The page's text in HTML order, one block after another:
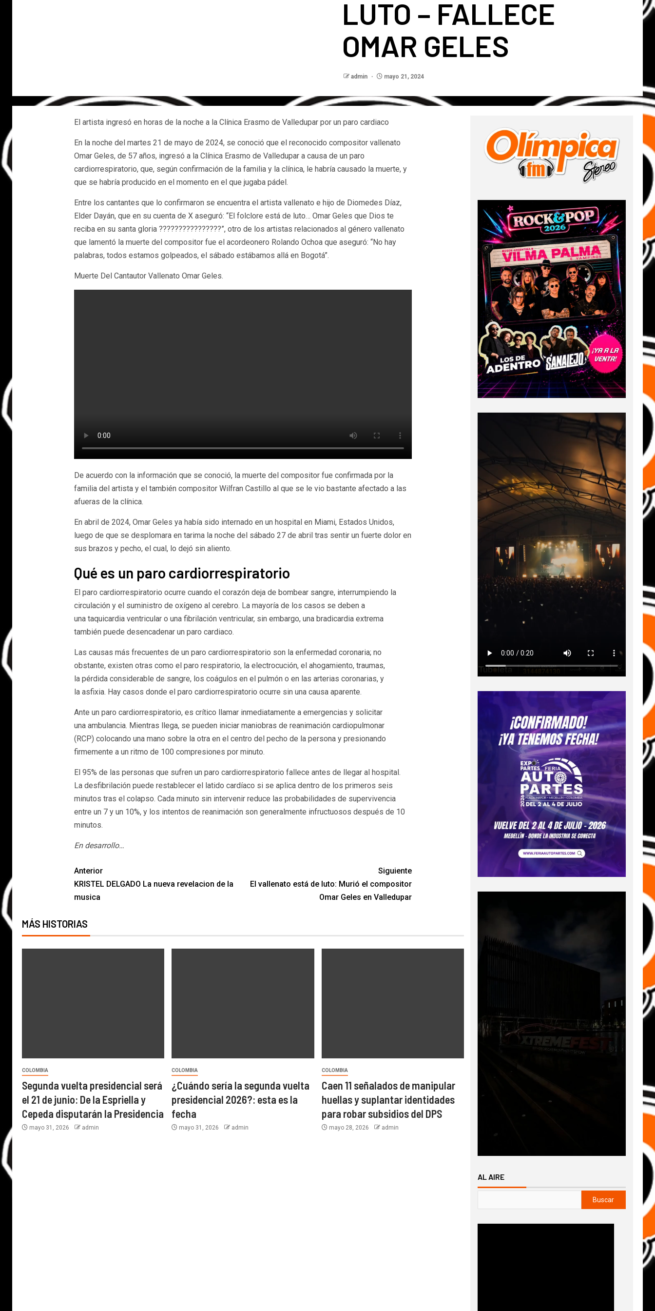
LUTO – FALLECE
OMAR GELES
admin mayo 21, 2024
El artista ingresó en horas de la noche a la Clínica Erasmo de Valledupar por un paro cardiaco
En la noche del martes 21 de mayo de 2024, se conoció que el reconocido compositor vallenato
Omar Geles, de 57 años, ingresó a la Clínica Erasmo de Valledupar a causa de un paro
cardiorrespiratorio, que, según confirmación de la familia y la clínica, le habría causado la muerte, y
que se habría producido en el momento en el que jugaba pádel.
Entre los cantantes que lo confirmaron se encuentra el artista vallenato e hijo de Diomedes Díaz,
Elder Dayán, que en su cuenta de X aseguró: “El folclore está de luto… Omar Geles que Dios te
reciba en su santa gloria ????????????????”, otro de los artistas relacionados al género vallenato
que lamentó la muerte del compositor fue el acordeonero Rolando Ochoa que aseguró: “No hay
palabras, todos estamos golpeados, el sábado estábamos allá en Bogotá”.
Muerte Del Cantautor Vallenato Omar Geles.
De acuerdo con la información que se conoció, la muerte del compositor fue confirmada por la
familia del artista y el también compositor Wilfran Castillo al que se le vio bastante afectado a las
afueras de la clínica.
En abril de 2024, Omar Geles ya había sido internado en un hospital en Miami, Estados Unidos,
luego de que se desplomara en tarima la noche del sábado 27 de abril tras sentir un fuerte dolor en
sus brazos y pecho, el cual, lo dejó sin aliento.
Qué es un paro cardiorrespiratorio
El paro cardiorrespiratorio ocurre cuando el corazón deja de bombear sangre, interrumpiendo la
circulación y el suministro de oxígeno al cerebro. La mayoría de los casos se deben a
una taquicardia ventricular o una fibrilación ventricular, sin embargo, una bradicardia extrema
también puede desencadenar un paro cardiaco.
Las causas más frecuentes de un paro cardiorrespiratorio son la enfermedad coronaria; no
obstante, existen otras como el paro respiratorio, la electrocución, el ahogamiento, traumas,
la pérdida considerable de sangre, los coágulos en el pulmón o en las arterias coronarias, y
la asfixia. Hay casos donde el paro cardiorrespiratorio ocurre sin una causa aparente.
Ante un paro cardiorrespiratorio, es crítico llamar inmediatamente a emergencias y solicitar
una ambulancia. Mientras llega, se pueden iniciar maniobras de reanimación cardiopulmonar
(RCP) colocando una mano sobre la otra en el centro del pecho de la persona y presionando
firmemente a un ritmo de 100 compresiones por minuto.
El 95% de las personas que sufren un paro cardiorrespiratorio fallece antes de llegar al hospital.
La desfibrilación puede restablecer el latido cardíaco si se aplica dentro de los primeros seis
minutos tras el colapso. Cada minuto sin intervenir reduce las probabilidades de supervivencia
entre un 7 y un 10%, y los intentos de reanimación son generalmente infructuosos después de 10
minutos.
En desarrollo…
Anterior
KRISTEL DELGADO La nueva revelacion de la
musica
Siguiente
El vallenato está de luto: Murió el compositor
Omar Geles en Valledupar
MÁS HISTORIAS
COLOMBIA
Segunda vuelta presidencial será
el 21 de junio: De la Espriella y
Cepeda disputarán la Presidencia
mayo 31, 2026 admin
COLOMBIA
¿Cuándo sería la segunda vuelta
presidencial 2026?: esta es la
fecha
mayo 31, 2026 admin
COLOMBIA
Caen 11 señalados de manipular
huellas y suplantar identidades
para robar subsidios del DPS
mayo 28, 2026 admin
AL AIRE
Buscar